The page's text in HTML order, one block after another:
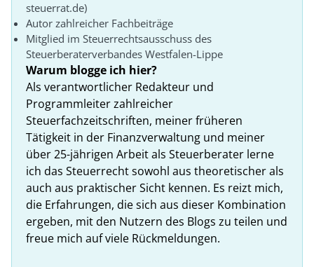
steuerrat.de)
Autor zahlreicher Fachbeiträge
Mitglied im Steuerrechtsausschuss des
Steuerberaterverbandes Westfalen-Lippe
Warum blogge ich hier?
Als verantwortlicher Redakteur und
Programmleiter zahlreicher
Steuerfachzeitschriften, meiner früheren
Tätigkeit in der Finanzverwaltung und meiner
über 25-jährigen Arbeit als Steuerberater lerne
ich das Steuerrecht sowohl aus theoretischer als
auch aus praktischer Sicht kennen. Es reizt mich,
die Erfahrungen, die sich aus dieser Kombination
ergeben, mit den Nutzern des Blogs zu teilen und
freue mich auf viele Rückmeldungen.